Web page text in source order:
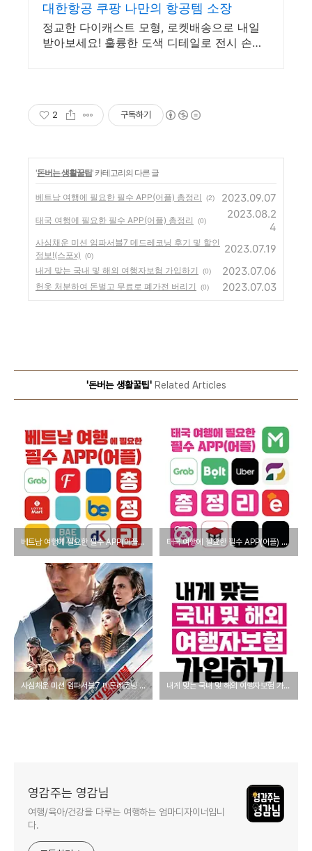
대한항공 쿠팡 나만의 항공템 소장
정교한 다이캐스트 모형, 로켓배송으로 내일
받아보세요! 훌륭한 도색 디테일로 전시 손색
2 구독하기
'돈버는 생활꿀팁' 카테고리의 다른 글
베트남 여행에 필요한 필수 APP(어플) 총정리 (2) 2023.09.07
태국 여행에 필요한 필수 APP(어플) 총정리 (0)
2023.08.2
4
사심채운 미션 임파서블7 데드레코닝 후기 및 할인
정보!(스포x)
(0)
2023.07.19
내게 맞는 국내 및 해외 여행자보험 가입하기 (0) 2023.07.06
헌옷 처분하여 돈벌고 무료로 폐가전 버리기 (0) 2023.07.03
'돈버는 생활꿀팁'Related Articles
베트남 여행에 필요한 필수 APP(어플) 총정리 태국 여행에 필요한 필수 APP(어플) 총정리
사심채운 미션 임파서블7 데드레코닝 후기 및 할인정보!(스포x) 내게 맞는 국내 및 해외 여행자보험 가입하기
영감주는 영감님
여행/육아/건강을 다루는 여행하는 엄마디자이너입니
다.